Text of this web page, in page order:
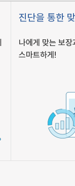
진단을 통한
나에게 맞는 보장
스마트하게!